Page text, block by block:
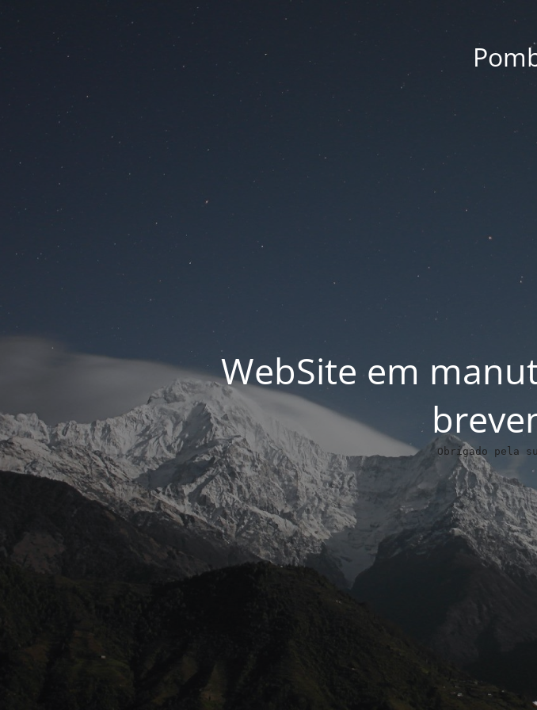
WebSite em
Obrigado pela